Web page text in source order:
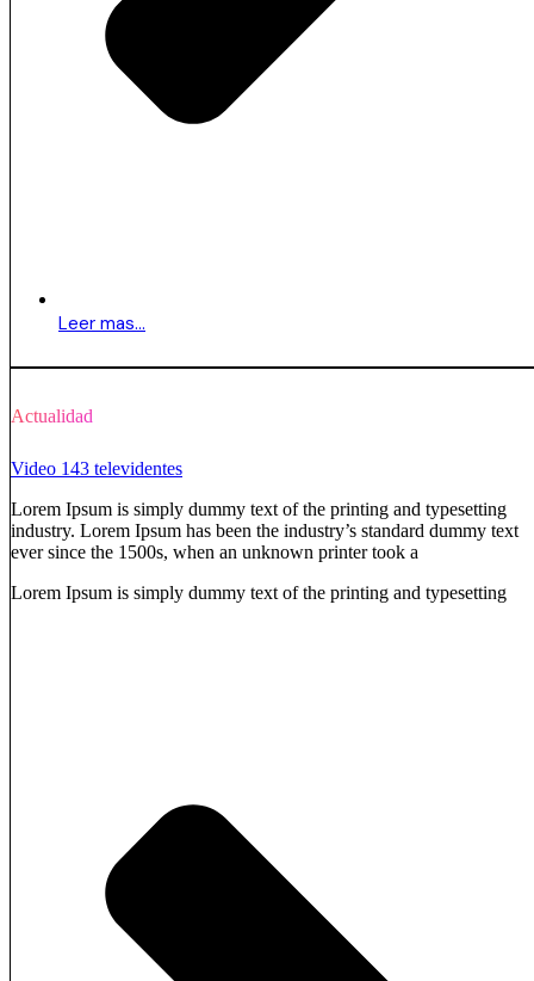
Leer mas...
Actualidad
Video 143 televidentes
Lorem Ipsum is simply dummy text of the printing and typesetting
industry. Lorem Ipsum has been the industry’s standard dummy text
ever since the 1500s, when an unknown printer took a
Lorem Ipsum is simply dummy text of the printing and typesetting